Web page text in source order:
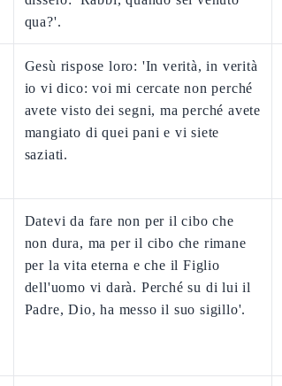
qua?'.
Gesù rispose loro: 'In verità, in verità
io vi dico: voi mi cercate non perché
avete visto dei segni, ma perché avete
mangiato di quei pani e vi siete
saziati.
Datevi da fare non per il cibo che
non dura, ma per il cibo che rimane
per la vita eterna e che il Figlio
dell'uomo vi darà. Perché su di lui il
Padre, Dio, ha messo il suo sigillo'.